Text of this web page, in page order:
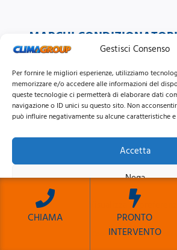
Gestisci Consenso
Per fornire le migliori esperienze, utilizziamo
memorizzare e/o accedere alle informazioni del
queste tecnologie ci permetterà di elaborare dati
navigazione o ID unici su questo sito. Non
può influire negativamente su alcune caratteristiche
Accetta
Nega
Visualizza le preferenze
Cookie PolicyPrivacy Policy
CONTATTI
MARCHI CONDIZIONATORI
Daikin
Haier
Hisense
LG
Tutti i Marchi
CHIAMA
PRONTO
INTERVENTO